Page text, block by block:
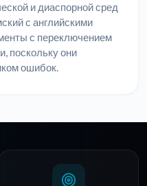
и диаспорной сред
с английскими
с переключением
поскольку они
ошибок.